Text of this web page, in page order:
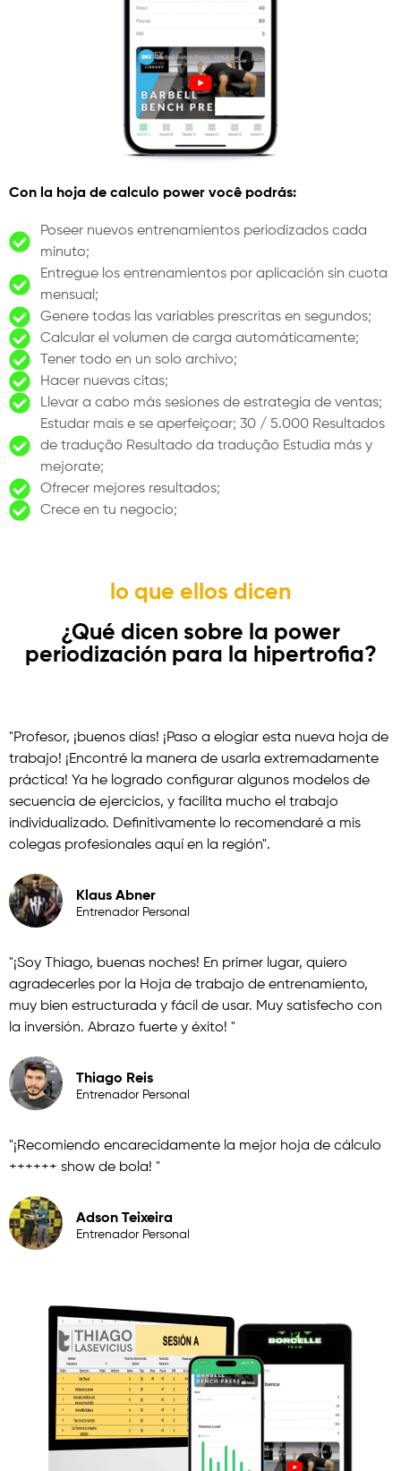
Con la hoja de calculo power você podrás:
Poseer nuevos entrenamientos periodizados cada
minuto;
Entregue los entrenamientos por aplicación sin cuota
mensual;
Genere todas las variables prescritas en segundos;
Calcular el volumen de carga automáticamente;
Tener todo en un solo archivo;
Hacer nuevas citas;
Llevar a cabo más sesiones de estrategia de ventas;
Estudar mais e se aperfeiçoar; 30 / 5.000 Resultados
de tradução Resultado da tradução Estudia más y
mejorate;
Ofrecer mejores resultados;
Crece en tu negocio;
lo que ellos dicen
¿Qué dicen sobre la power
periodización para la hipertrofia?
"Profesor, ¡buenos días! ¡Paso a elogiar esta nueva hoja de
trabajo! ¡Encontré la manera de usarla extremadamente
práctica! Ya he logrado configurar algunos modelos de
secuencia de ejercicios, y facilita mucho el trabajo
individualizado. Definitivamente lo recomendaré a mis
colegas profesionales aquí en la región".
Klaus Abner
Entrenador Personal
"¡Soy Thiago, buenas noches! En primer lugar, quiero
agradecerles por la Hoja de trabajo de entrenamiento,
muy bien estructurada y fácil de usar. Muy satisfecho con
la inversión. Abrazo fuerte y éxito! "
Thiago Reis
Entrenador Personal
"¡Recomiendo encarecidamente la mejor hoja de cálculo
++++++ show de bola! " ​
Adson Teixeira
Entrenador Personal